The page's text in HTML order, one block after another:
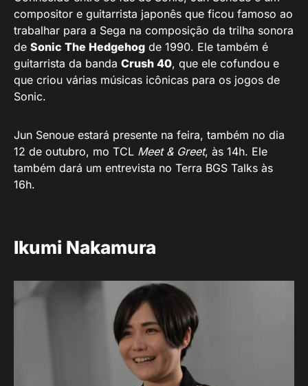
compositor e guitarrista japonês que ficou famoso ao
trabalhar para a Sega na composição da trilha sonora
de Sonic The Hedgehog de 1990. Ele também é
guitarrista da banda Crush 40, que ele cofundou e
que criou várias músicas icônicas para os jogos de
Sonic.
Jun Senoue estará presente na feira, também no dia
12 de outubro, mo TCL Meet & Greet, às 14h. Ele
também dará um entrevista no Terra BGS Talks às
16h.
Ikumi Nakamura